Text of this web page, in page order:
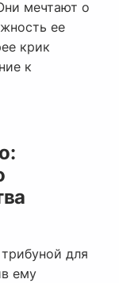
мечтают о
ее
крик
к
для
ему